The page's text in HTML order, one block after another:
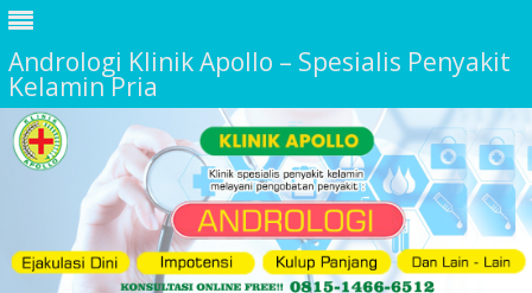
Andrologi Klinik Apollo – Spesialis Penyakit
Kelamin Pria